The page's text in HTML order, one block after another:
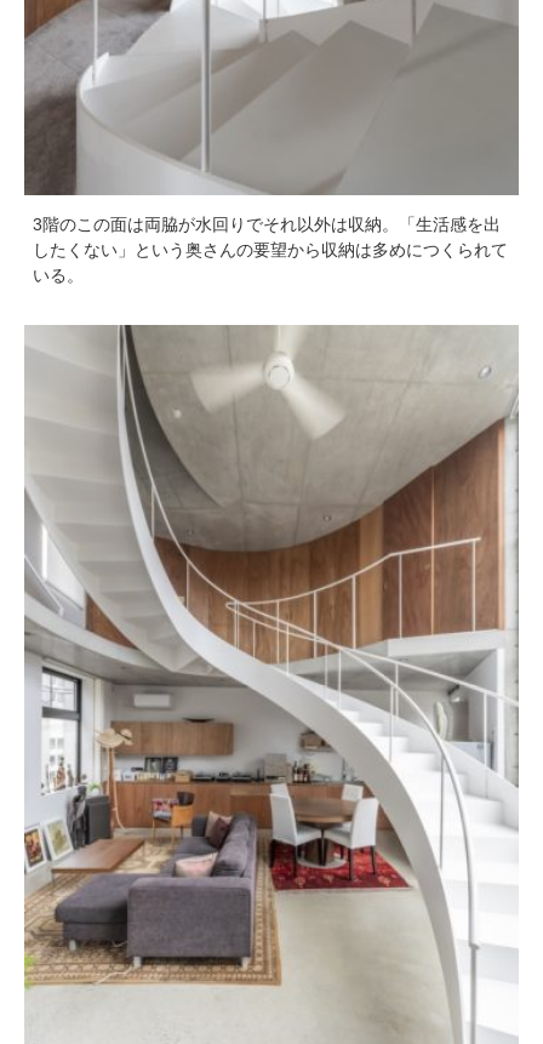
3階のこの面は両脇が水回りでそれ以外は収納。「生活感を出
したくない」という奥さんの要望から収納は多めにつくられて
いる。